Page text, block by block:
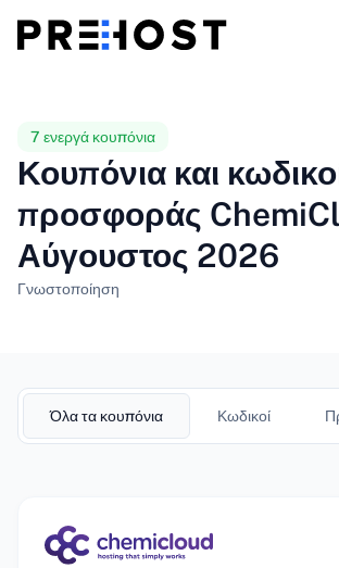
Συγκρίσεις
Κουπόνια 319
7 ενεργά κουπόνια
Κουπόνια και
προσφοράς
Αύγουστος 2026
Γνωστοποίηση
Όλα τα κουπόνια Κωδικοί